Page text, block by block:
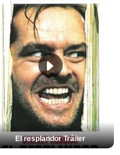
El resplandor Tráiler